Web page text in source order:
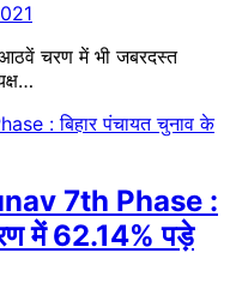
चरण में भी जबरदस्त
7th Phase :
में 62.14% पड़े